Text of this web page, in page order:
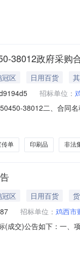
05月无本次公开的采
38012政府采购
区 日用百货
招标单位：
38012二、合同
六、合同主要信息主
传单 印刷品 非法
区 日用百货
招标单位： 鸡西市
(成交)公告如下：一
年度印刷品项目周期